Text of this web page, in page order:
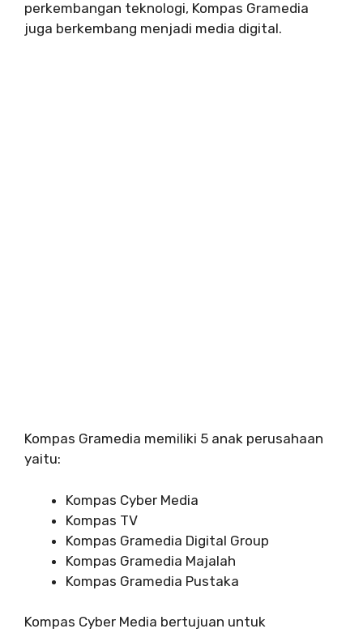
perkembangan teknologi, Kompas Gramedia
juga berkembang menjadi media digital.
Kompas Gramedia memiliki 5 anak perusahaan
yaitu:
Kompas Cyber Media
Kompas TV
Kompas Gramedia Digital Group
Kompas Gramedia Majalah
Kompas Gramedia Pustaka
Kompas Cyber Media bertujuan untuk